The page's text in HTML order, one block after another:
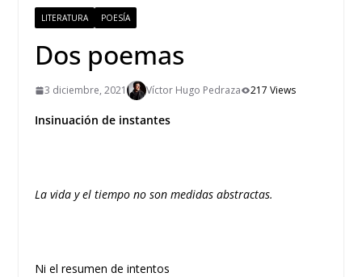
LITERATURA POESÍA
Dos poemas
3 diciembre, 2021 Víctor Hugo Pedraza 217 Views
Insinuación de instantes
La vida y el tiempo no son medidas abstractas.
Ni el resumen de intentos